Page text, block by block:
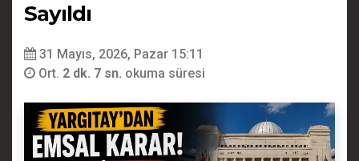
Sayıldı
31 Mayıs, 2026, Pazar 15:11
Ort. 2 dk. 7 sn. okuma süresi